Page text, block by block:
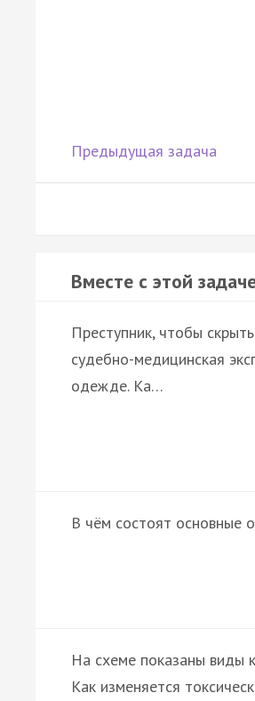
Предыдущая задача
Вместе с этой
Преступник, чтобы
судебно-медицинская
одежде. Ка…
В чём состоят основные
На схеме показаны виды
Как изменяется